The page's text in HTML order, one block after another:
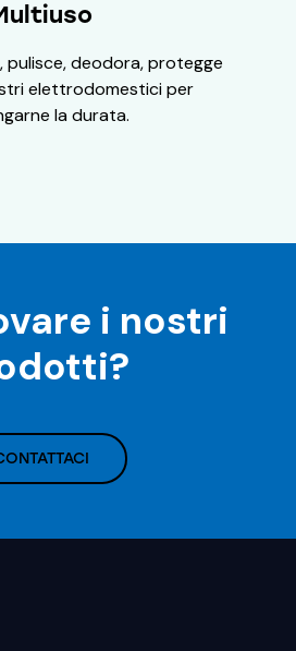
pulisce, deodora, protegge
elettrodomestici per
la durata.
i nostri